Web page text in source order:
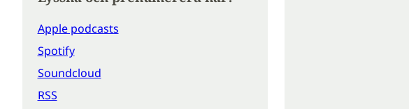
Apple podcasts
Spotify
Soundcloud
RSS